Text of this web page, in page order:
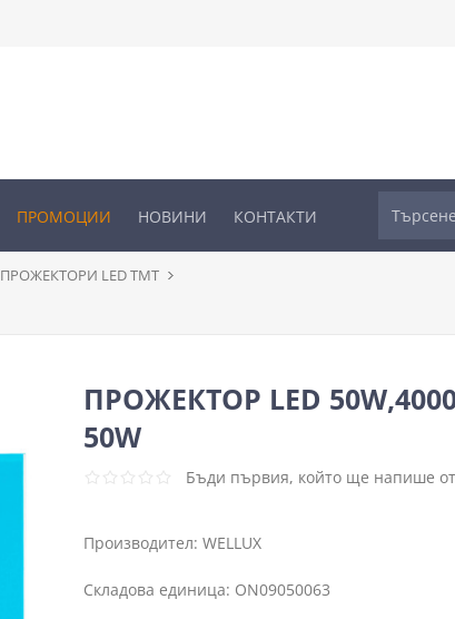
ПРОМОЦИИ НОВИНИ КОНТАКТИ
ПРОЖЕКТОРИ LED ТМТ
ПРОЖЕКТОР LED
50W
Бъди първия, който ще напише
Производител: WELLUX
Складова единица: ON09050063